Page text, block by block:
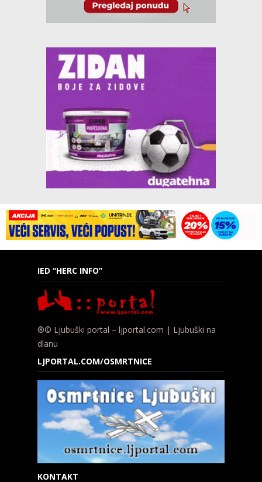
IED “HERC INFO”
®© Ljubuški portal – ljportal.com | Ljubuški na
dlanu
LJPORTAL.COM/OSMRTNICE
KONTAKT